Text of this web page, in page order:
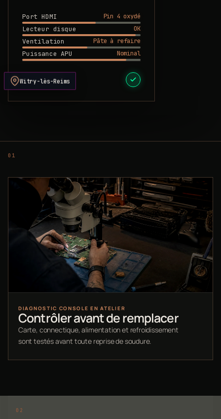
Port HDMI
Pin 4 oxydé
Lecteur disque
OK
Ventilation
Pâte à refaire
Puissance APU
Nominal
DEVIS PRÊT
Witry-lès-Reims
DIAGNOSTIC CONSOLE EN ATELIER
Contrôler avant de remplacer
Carte, connectique, alimentation et refroidissement
sont testés avant toute reprise de soudure.